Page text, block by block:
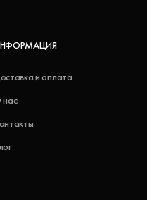
и оплата